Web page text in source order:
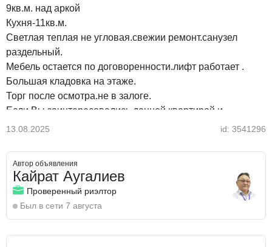
9кв.м. над аркой
Кухня-11кв.м.
Светлая теплая не угловая.свежии ремонт.санузел
раздельный.
Мебель остается по договоренности.лифт работает .
Большая кладовка на этаже.
Торг после осмотра.не в залоге.
Если Вы заинтересовались данной квартирой и
обладаете необходимой суммой наличных либо
Я готов Вам её показать и продать с полным
сопровождением сделки!
Осмотр квартиры по предварительной договорённости.
документы в порядке.
Рассматриваем ипотеку, наличный расчет.
13.08.2025 id: 3541296
Автор объявления
Кайрат Аугалиев
Проверенный риэлтор
Был в сети 7 августа